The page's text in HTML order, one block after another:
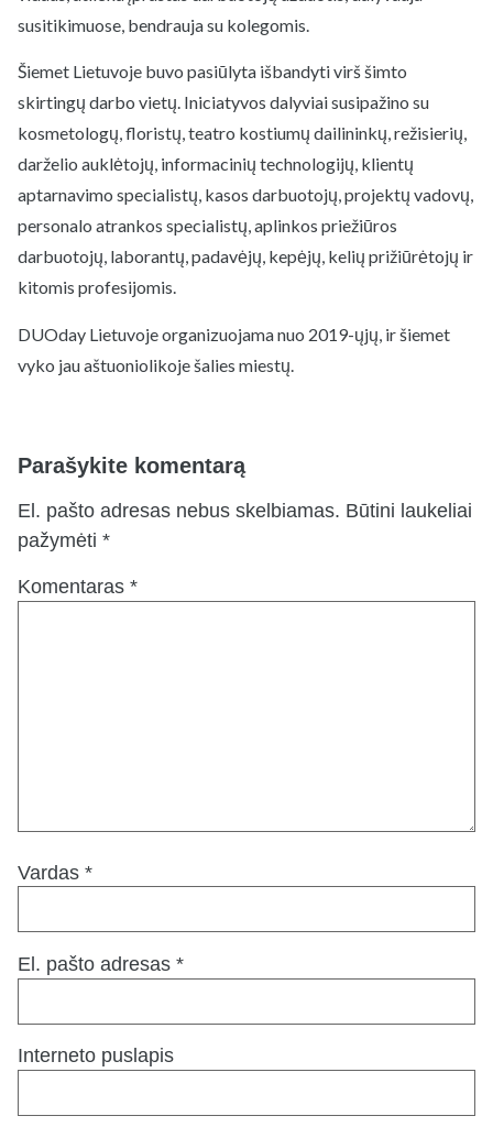
susitikimuose, bendrauja su kolegomis.
Šiemet Lietuvoje buvo pasiūlyta išbandyti virš šimto
skirtingų darbo vietų. Iniciatyvos dalyviai susipažino su
kosmetologų, floristų, teatro kostiumų dailininkų, režisierių,
darželio auklėtojų, informacinių technologijų, klientų
aptarnavimo specialistų, kasos darbuotojų, projektų vadovų,
personalo atrankos specialistų, aplinkos priežiūros
darbuotojų, laborantų, padavėjų, kepėjų, kelių prižiūrėtojų ir
kitomis profesijomis.
DUOday Lietuvoje organizuojama nuo 2019-ųjų, ir šiemet
vyko jau aštuoniolikoje šalies miestų.
Parašykite komentarą
El. pašto adresas nebus skelbiamas. Būtini laukeliai
pažymėti *
Komentaras *
Vardas *
El. pašto adresas *
Interneto puslapis